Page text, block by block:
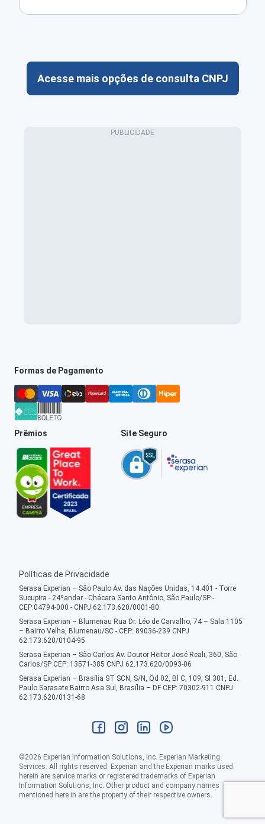
Acesse mais opções de consulta CNPJ
Formas de Pagamento
Prêmios Site Seguro
Políticas de Privacidade
Serasa Experian – São Paulo Av. das Nações Unidas, 14.401 - Torre
Sucupira - 24ºandar - Chácara Santo Antônio, São Paulo/SP -
CEP:04794-000 - CNPJ 62.173.620/0001-80
Serasa Experian – Blumenau Rua Dr. Léo de Carvalho, 74 – Sala 1105
– Bairro Velha, Blumenau/SC - CEP: 89036-239 CNPJ
62.173.620/0104-95
Serasa Experian – São Carlos Av. Doutor Heitor José Reali, 360, São
Carlos/SP CEP: 13571-385 CNPJ 62.173.620/0093-06
Serasa Experian – Brasília ST SCN, S/N, Qd 02, Bl C, 109, Sl 301, Ed.
Paulo Sarasate Bairro Asa Sul, Brasília – DF CEP: 70302-911 CNPJ
62.173.620/0131-68
©2026 Experian Information Solutions, Inc. Experian Marketing
Services. All rights reserved. Experian and the Experian marks used
herein are service marks or registered trademarks of Experian
Information Solutions, Inc. Other product and company names
mentioned here in are the property of their respective owners.